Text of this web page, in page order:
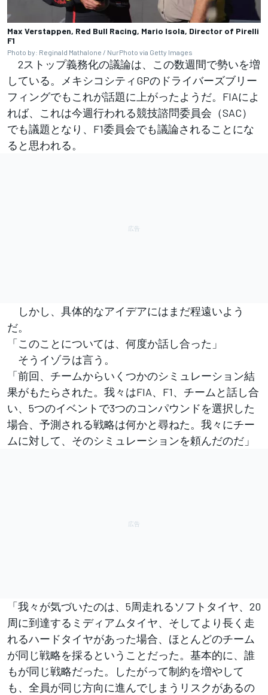
Max Verstappen, Red Bull Racing, Mario Isola, Director of Pirelli
F1
Photo by: Reginald Mathalone / NurPhoto via Getty Images
2ストップ義務化の議論は、この数週間で勢いを増
している。メキシコシティGPのドライバーズブリー
フィングでもこれが話題に上がったようだ。FIAによ
れば、これは今週行われる競技諮問委員会（SAC）
でも議題となり、F1委員会でも議論されることにな
ると思われる。
しかし、具体的なアイデアにはまだ程遠いよう
だ。
「このことについては、何度か話し合った」
そうイゾラは言う。
「前回、チームからいくつかのシミュレーション結
果がもたらされた。我々はFIA、F1、チームと話し合
い、5つのイベントで3つのコンパウンドを選択した
場合、予測される戦略は何かと尋ねた。我々にチー
ムに対して、そのシミュレーションを頼んだのだ」
「我々が気づいたのは、5周走れるソフトタイヤ、20
周に到達するミディアムタイヤ、そしてより長く走
れるハードタイヤがあった場合、ほとんどのチーム
が同じ戦略を採るということだった。基本的に、誰
もが同じ戦略だった。したがって制約を増やして
も、全員が同じ方向に進んでしまうリスクがあるの